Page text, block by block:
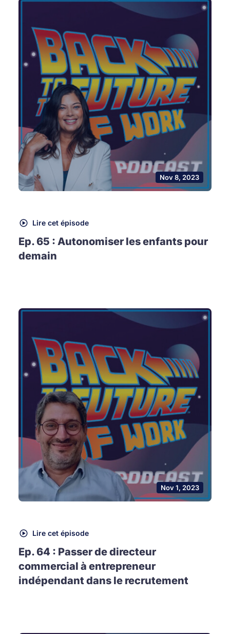
Nov 8, 2023
Lire cet épisode
Ep. 65 : Autonomiser les enfants pour
demain
Nov 1, 2023
Lire cet épisode
Ep. 64 : Passer de directeur
commercial à entrepreneur
indépendant dans le recrutement